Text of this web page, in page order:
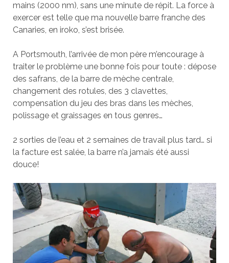
mains (2000 nm), sans une minute de répit. La force à
exercer est telle que ma nouvelle barre franche des
Canaries, en iroko, s’est brisée.
A Portsmouth, l’arrivée de mon père m’encourage à
traiter le problème une bonne fois pour toute : dépose
des safrans, de la barre de mèche centrale,
changement des rotules, des 3 clavettes,
compensation du jeu des bras dans les mèches,
polissage et graissages en tous genres…
2 sorties de l’eau et 2 semaines de travail plus tard… si
la facture est salée, la barre n’a jamais été aussi
douce!